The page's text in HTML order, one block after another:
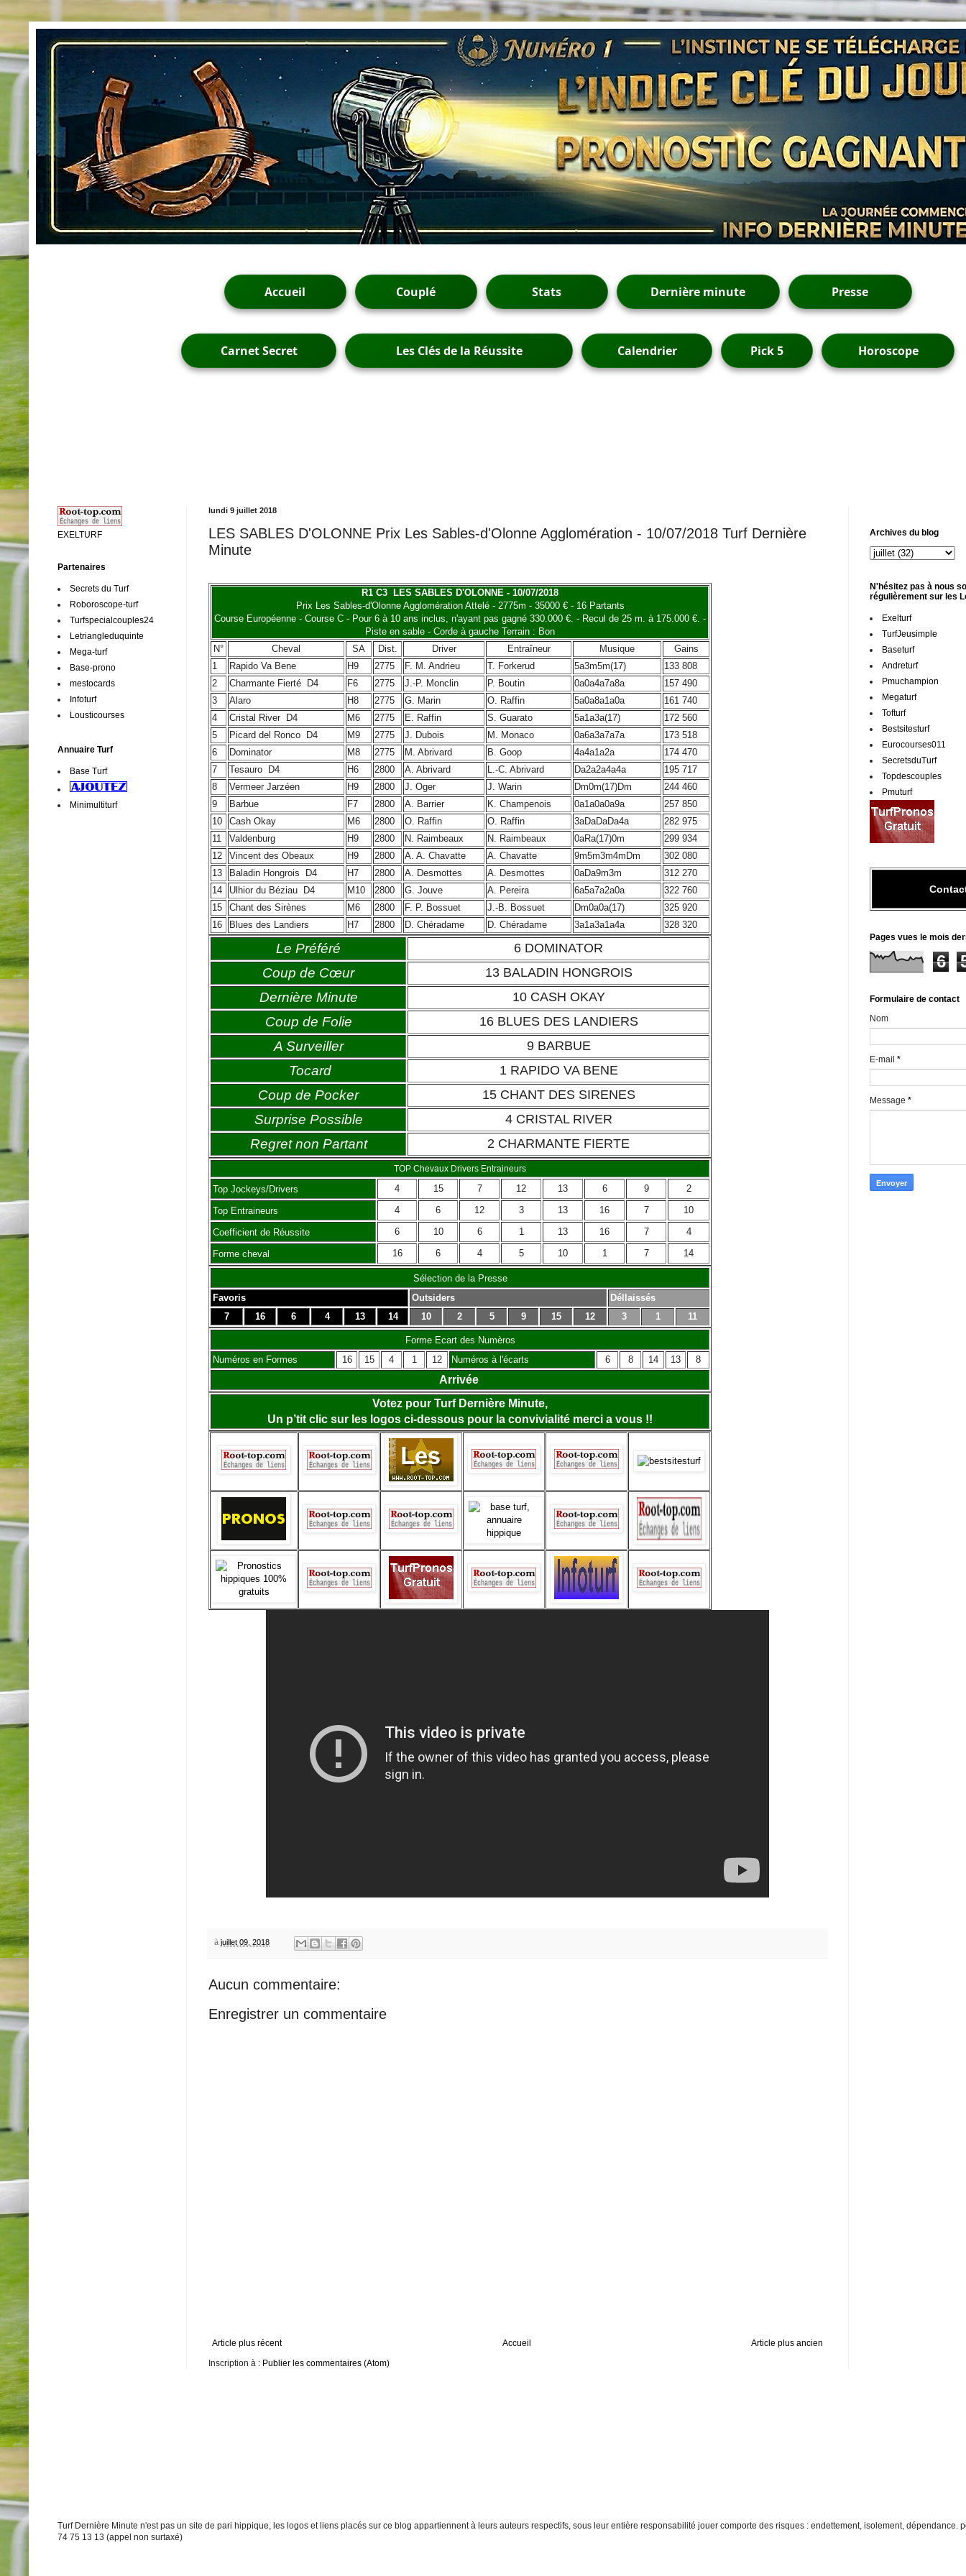
Accueil Couplé Stats Dernière minute Presse
Carnet Secret Les Clés de la Réussite Calendrier Pick 5 Horoscope
lundi 9 juillet 2018
LES SABLES D'OLONNE Prix Les Sables-d'Olonne Agglomération - 10/07/2018 Turf Dernière
Minute
R1 C3 LES SABLES D'OLONNE - 10/07/2018
Prix Les Sables-d'Olonne Agglomération Attelé - 2775m - 35000 € - 16 Partants
Course Européenne - Course C - Pour 6 à 10 ans inclus, n'ayant pas gagné 330.000 €. - Recul de 25 m. à 175.000 €. -
Piste en sable - Corde à gauche Terrain : Bon
N°
Cheval SA Dist. Driver Entraîneur Musique
Gains
1
Rapido Va Bene H9 2775 F. M. Andrieu T. Forkerud 5a3m5m(17)
133 808
2
Charmante Fierté D4 F6 2775 J.-P. Monclin P. Boutin 0a0a4a7a8a
157 490
3
Alaro H8 2775 G. Marin O. Raffin 5a0a8a1a0a
161 740
4
Cristal River D4 M6 2775 E. Raffin S. Guarato 5a1a3a(17)
172 560
5
Picard del Ronco D4 M9 2775 J. Dubois M. Monaco 0a6a3a7a7a
173 518
6
Dominator M8 2775 M. Abrivard B. Goop 4a4a1a2a
174 470
7
Tesauro D4 H6 2800 A. Abrivard L.-C. Abrivard Da2a2a4a4a
195 717
8
Vermeer Jarzéen H9 2800 J. Oger J. Warin Dm0m(17)Dm
244 460
9
Barbue F7 2800 A. Barrier K. Champenois 0a1a0a0a9a
257 850
10
Cash Okay M6 2800 O. Raffin O. Raffin 3aDaDaDa4a
282 975
11
Valdenburg H9 2800 N. Raimbeaux N. Raimbeaux 0aRa(17)0m
299 934
12
Vincent des Obeaux H9 2800 A. A. Chavatte A. Chavatte 9m5m3m4mDm
302 080
13
Baladin Hongrois D4 H7 2800 A. Desmottes A. Desmottes 0aDa9m3m
312 270
14
Ulhior du Béziau D4 M10 2800 G. Jouve A. Pereira 6a5a7a2a0a
322 760
15
Chant des Sirènes M6 2800 F. P. Bossuet J.-B. Bossuet Dm0a0a(17)
325 920
16
Blues des Landiers H7 2800 D. Chéradame D. Chéradame 3a1a3a1a4a 328 320
Le Préféré 6 DOMINATOR
Coup de Cœur 13 BALADIN HONGROIS
Dernière Minute 10 CASH OKAY
Coup de Folie 16 BLUES DES LANDIERS
A Surveiller 9 BARBUE
Tocard 1 RAPIDO VA BENE
Coup de Pocker 15 CHANT DES SIRENES
Surprise Possible 4 CRISTAL RIVER
Regret non Partant 2 CHARMANTE FIERTE
TOP Chevaux Drivers Entraineurs
Top Jockeys/Drivers 4 15 7 12 13 6 9 2
Top Entraineurs 4 6 12 3 13 16 7 10
Coefficient de Réussite 6 10 6 1 13 16 7 4
Forme cheval 16 6 4 5 10 1 7 14
Sélection de la Presse
Favoris
Outsiders
Déllaissés
7
16 6 4 13 14 10 2 5 9 15 12 3 1 11
Forme Ecart des Numèros
Numéros en Formes
16 15 4 1 12 Numéros à l'écarts 6 8 14 13 8
Arrivée
Votez pour Turf Dernière Minute,
Un p’tit clic sur les logos ci-dessous pour la convivialité merci a vous !!
à juillet 09, 2018
Aucun commentaire:
Enregistrer un commentaire
Article plus récent Article plus ancien
Accueil
Inscription à : Publier les commentaires (Atom)
EXELTURF
Partenaires
Secrets du Turf
Roboroscope-turf
Turfspecialcouples24
Letriangleduquinte
Mega-turf
Base-prono
mestocards
Infoturf
Lousticourses
Annuaire Turf
Base Turf
Minimultiturf
Archives du blog
N'hésitez pas à nous
régulièrement sur les
Exelturf
TurfJeusimple
Baseturf
Andreturf
Pmuchampion
Megaturf
Tofturf
Bestsitesturf
Eurocourses011
SecretsduTurf
Topdescouples
Pmuturf
Pages vues le mois
6
Formulaire de contact
Nom
E-mail *
Message *
Turf Dernière Minute n'est pas un site de pari hippique, les logos et liens placés sur ce blog appartiennent à leurs auteurs respectifs, sous leur entière responsabilité jouer comporte des risques : endettement, isolement, dépendance.
74 75 13 13 (appel non surtaxé)